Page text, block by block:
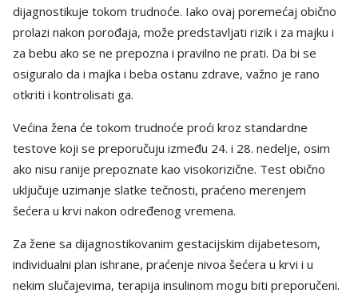
dijagnostikuje tokom trudnoće. Iako ovaj poremećaj obično
prolazi nakon porođaja, može predstavljati rizik i za majku i
za bebu ako se ne prepozna i pravilno ne prati. Da bi se
osiguralo da i majka i beba ostanu zdrave, važno je rano
otkriti i kontrolisati ga.
Većina žena će tokom trudnoće proći kroz standardne
testove koji se preporučuju između 24. i 28. nedelje, osim
ako nisu ranije prepoznate kao visokorizične. Test obično
uključuje uzimanje slatke tečnosti, praćeno merenjem
šećera u krvi nakon određenog vremena.
Za žene sa dijagnostikovanim gestacijskim dijabetesom,
individualni plan ishrane, praćenje nivoa šećera u krvi i u
nekim slučajevima, terapija insulinom mogu biti preporučeni.